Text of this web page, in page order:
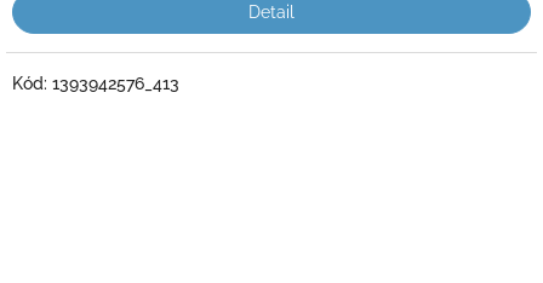
Detail
Kód: 1393942576_413